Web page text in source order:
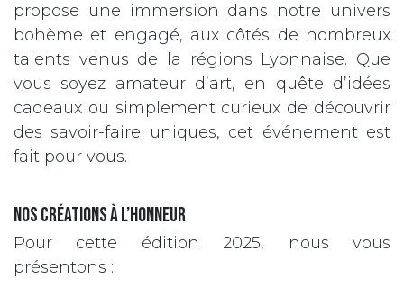
propose une immersion dans notre univers
bohème et engagé, aux côtés de nombreux
talents venus de la régions Lyonnaise. Que
vous soyez amateur d’art, en quête d’idées
cadeaux ou simplement curieux de découvrir
des savoir-faire uniques, cet événement est
fait pour vous.
Nos Créations à l’Honneur
Pour cette édition 2025, nous vous
présentons :